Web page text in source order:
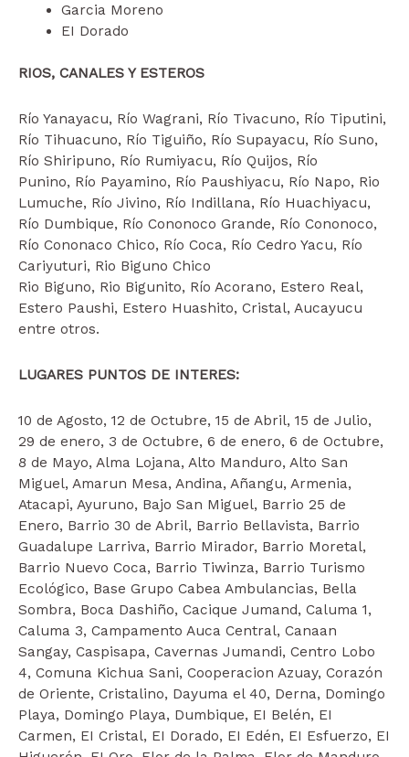
Garcia Moreno
EI Dorado
RIOS, CANALES Y ESTEROS
Río Yanayacu, Río Wagrani, Río Tivacuno, Río Tiputini,
Río Tihuacuno, Río Tiguiño, Río Supayacu, Río Suno,
Río Shiripuno, Río Rumiyacu, Río Quijos, Río
Punino, Río Payamino, Río Paushiyacu, Río Napo, Rio
Lumuche, Río Jivino, Río Indillana, Río Huachiyacu,
Río Dumbique, Río Cononoco Grande, Río Cononoco,
Río Cononaco Chico, Río Coca, Río Cedro Yacu, Río
Cariyuturi, Rio Biguno Chico
Rio Biguno, Rio Bigunito, Río Acorano, Estero Real,
Estero Paushi, Estero Huashito, Cristal, Aucayucu
entre otros.
LUGARES PUNTOS DE INTERES:
10 de Agosto, 12 de Octubre, 15 de Abril, 15 de Julio,
29 de enero, 3 de Octubre, 6 de enero, 6 de Octubre,
8 de Mayo, Alma Lojana, Alto Manduro, Alto San
Miguel, Amarun Mesa, Andina, Añangu, Armenia,
Atacapi, Ayuruno, Bajo San Miguel, Barrio 25 de
Enero, Barrio 30 de Abril, Barrio Bellavista, Barrio
Guadalupe Larriva, Barrio Mirador, Barrio Moretal,
Barrio Nuevo Coca, Barrio Tiwinza, Barrio Turismo
Ecológico, Base Grupo Cabea Ambulancias, Bella
Sombra, Boca Dashiño, Cacique Jumand, Caluma 1,
Caluma 3, Campamento Auca Central, Canaan
Sangay, Caspisapa, Cavernas Jumandi, Centro Lobo
4, Comuna Kichua Sani, Cooperacion Azuay, Corazón
de Oriente, Cristalino, Dayuma el 40, Derna, Domingo
Playa, Domingo Playa, Dumbique, EI Belén, EI
Carmen, EI Cristal, EI Dorado, EI Edén, EI Esfuerzo, EI